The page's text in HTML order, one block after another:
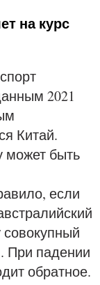
на курс
2021
Китай.
может быть
если
совокупный
При падении
обратное.